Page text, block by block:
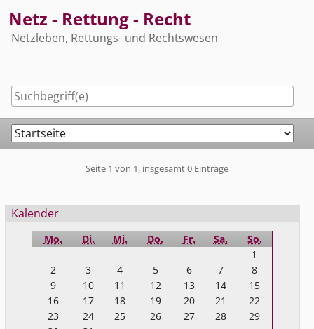
to
content
Netz - Rettung - Recht
Netzleben, Rettungs- und Rechtswesen
Navigation
Seite 1 von 1, insgesamt 0 Einträge
Seitenleiste
Kalender
Mo. Di. Mi. Do. Fr. Sa. So.
1
2
3 4 5 6 7
8
9
10 11 12 13 14
15
16
17 18 19 20 21
22
23
24 25 26 27 28
29